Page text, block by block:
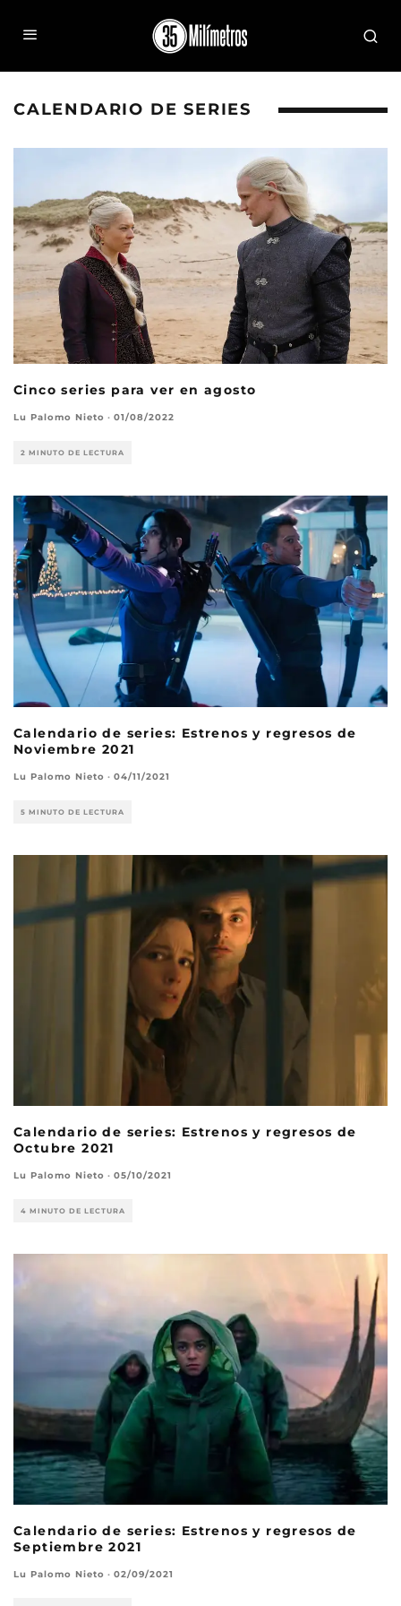
CALENDARIO DE SERIES
Cinco series para ver en agosto
Lu Palomo Nieto · 01/08/2022
2 MINUTO DE LECTURA
Calendario de series: Estrenos y regresos de
Noviembre 2021
Lu Palomo Nieto · 04/11/2021
5 MINUTO DE LECTURA
Calendario de series: Estrenos y regresos de
Octubre 2021
Lu Palomo Nieto · 05/10/2021
4 MINUTO DE LECTURA
Calendario de series: Estrenos y regresos de
Septiembre 2021
Lu Palomo Nieto · 02/09/2021